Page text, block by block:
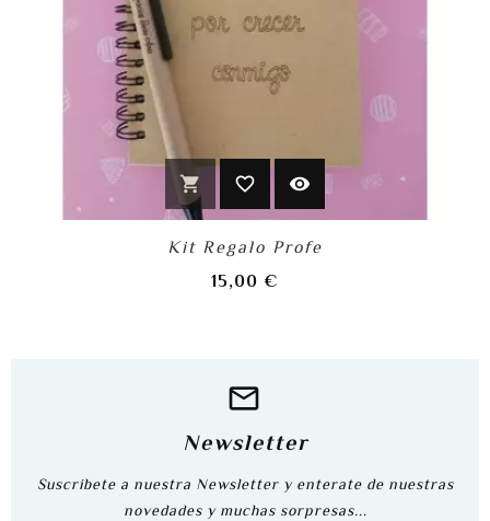
shopping_cart favorite_border visibility
Kit Regalo Profe
15,00 €
Newsletter
Suscribete a nuestra Newsletter y enterate de nuestras
novedades y muchas sorpresas...